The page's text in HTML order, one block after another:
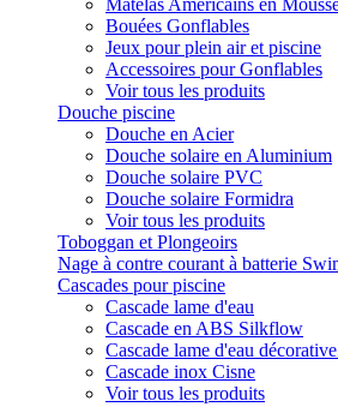
Matelas Américains en
Bouées Gonflables
Jeux pour plein air et piscine
Accessoires pour Gonflables
Voir tous les produits
Douche piscine
Douche en Acier
Douche solaire en Aluminium
Douche solaire PVC
Douche solaire Formidra
Voir tous les produits
Toboggan et Plongeoirs
Nage à contre courant à batterie
Cascades pour piscine
Cascade lame d'eau
Cascade en ABS Silkflow
Cascade lame d'eau
Cascade inox Cisne
Voir tous les produits